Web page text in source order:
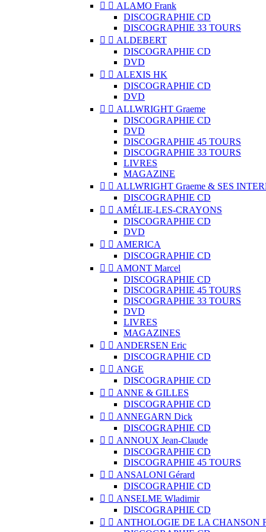
  ALAMO Frank
DISCOGRAPHIE CD
DISCOGRAPHIE 33 TOURS
  ALDEBERT
DISCOGRAPHIE CD
DVD
  ALEXIS HK
DISCOGRAPHIE CD
DVD
  ALLWRIGHT Graeme
DISCOGRAPHIE CD
DVD
DISCOGRAPHIE 45 TOURS
DISCOGRAPHIE 33 TOURS
LIVRES
MAGAZINE
  ALLWRIGHT Graeme & SES
DISCOGRAPHIE CD
  AMÉLIE-LES-CRAYONS
DISCOGRAPHIE CD
DVD
  AMERICA
DISCOGRAPHIE CD
  AMONT Marcel
DISCOGRAPHIE CD
DISCOGRAPHIE 45 TOURS
DISCOGRAPHIE 33 TOURS
DVD
LIVRES
MAGAZINES
  ANDERSEN Eric
DISCOGRAPHIE CD
  ANGE
DISCOGRAPHIE CD
  ANNE & GILLES
DISCOGRAPHIE CD
  ANNEGARN Dick
DISCOGRAPHIE CD
  ANNOUX Jean-Claude
DISCOGRAPHIE CD
DISCOGRAPHIE 45 TOURS
  ANSALONI Gérard
DISCOGRAPHIE CD
  ANSELME Wladimir
DISCOGRAPHIE CD
  ANTHOLOGIE DE LA CHANSON